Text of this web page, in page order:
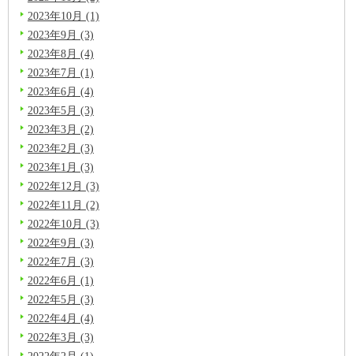
2023年10月 (1)
2023年9月 (3)
2023年8月 (4)
2023年7月 (1)
2023年6月 (4)
2023年5月 (3)
2023年3月 (2)
2023年2月 (3)
2023年1月 (3)
2022年12月 (3)
2022年11月 (2)
2022年10月 (3)
2022年9月 (3)
2022年7月 (3)
2022年6月 (1)
2022年5月 (3)
2022年4月 (4)
2022年3月 (3)